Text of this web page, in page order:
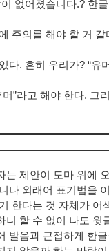
없어졌습니다.? 한
주의를 해야 할 거 같
다. 흔히 우리가? “유
”라고 해야 한다. 그
는 제안이 도마 위에
나 외래어 표기법을
한다는 것 자체가 어
니 할 수 없이 나도 윗
발음과 근접하게 한